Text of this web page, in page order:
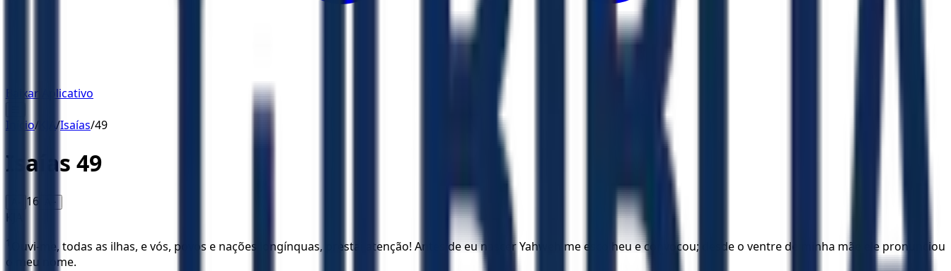
Baixar Aplicativo
Início/ KJA/Isaías/49
Isaías 49
16 A+
KJA
1
Ouvi-me, todas as ilhas, e vós, povos e nações longínquas, prestai atenção! Antes de eu nascer Yahweh me escolheu e convocou; desde o ventre de minha mãe ele pronunciou
o meu nome.